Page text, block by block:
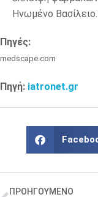
Ηνωμένο Βασίλειο.
Πηγές:
medscape.com
Πηγή: iatronet.gr
ΠΡΟΗΓΟΥΜΕΝΟ